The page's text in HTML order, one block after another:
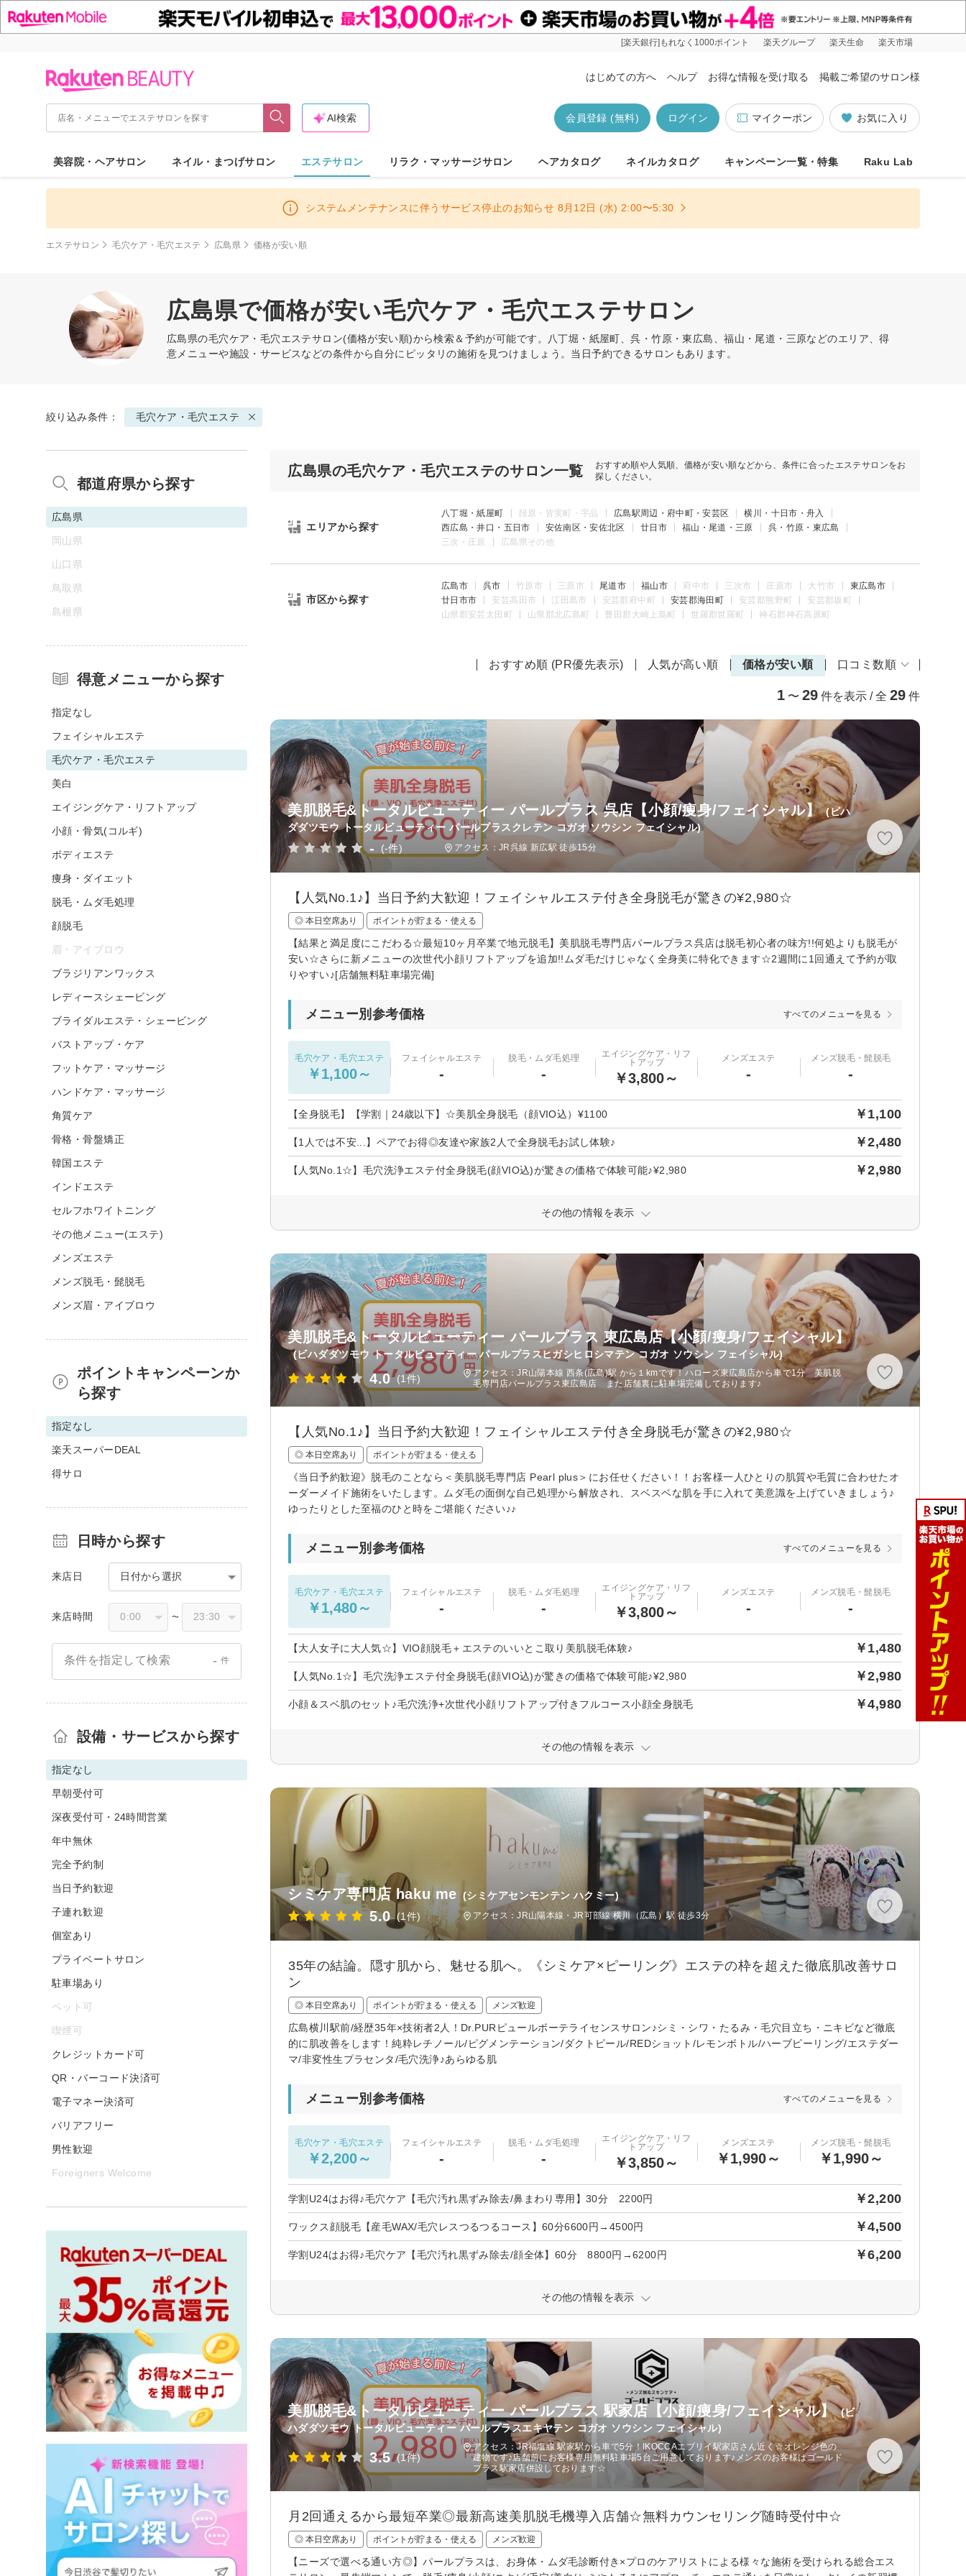
[楽天銀行]もれなく1000ポイント 楽天グループ 楽天生命 楽天市場
はじめての方へ ヘルプ お得な情報を受け取る 掲載ご希望のサロン様
お気に入り
マイクーポン
ログイン
会員登録 (無料)
AI検索
美容院・ヘアサロン ネイル・まつげサロン エステサロン リラク・マッサージサロン ヘアカタログ ネイルカタログ キャンペーン一覧・特集 Raku Lab
システムメンテナンスに伴うサービス停止のお知らせ 8月12日 (水) 2:00〜5:30
エステサロン 毛穴ケア・毛穴エステ 広島県 価格が安い順
広島県で価格が安い毛穴ケア・毛穴エステサロン
広島県の毛穴ケア・毛穴エステサロン(価格が安い順)から検索＆予約が可能です。八丁堀・紙屋町、呉・竹原・東広島、福山・尾道・三原などのエリア、得
意メニューや施設・サービスなどの条件から自分にピッタリの施術を見つけましょう。当日予約できるサロンもあります。
絞り込み条件： 毛穴ケア・毛穴エステ
広島県の毛穴ケア・毛穴エステのサロン一覧
おすすめ順や人気順、価格が安い順などから、条件に合ったエステサロンをお
探しください。
エリアから探す
八丁堀・紙屋町 段原・皆実町・宇品 広島駅周辺・府中町・安芸区
横川・十日市・舟入
西広島・井口・五日市
安佐南区・安佐北区 廿日市 福山・尾道・三原
呉・竹原・東広島
三次・庄原
広島県その他
市区から探す
広島市 呉市 竹原市 三原市 尾道市 福山市 府中市 三次市 庄原市 大竹市
東広島市
廿日市市
安芸高田市 江田島市 安芸郡府中町 安芸郡海田町 安芸郡熊野町
安芸郡坂町
山県郡安芸太田町
山県郡北広島町 豊田郡大崎上島町 世羅郡世羅町 神石郡神石高原町
おすすめ順 (PR優先表示) 人気が高い順 価格が安い順 口コミ数順
1 〜 29 件を表示 / 全 29 件
美肌脱毛&トータルビューティー パールプラス 呉店【小顔/痩身/フェイシャル】 (ビハ
ダダツモウ トータルビューティー パールプラスクレテン コガオ ソウシン フェイシャル)
- (-件) アクセス：JR呉線 新広駅 徒歩15分
【人気No.1♪】当日予約大歓迎！フェイシャルエステ付き全身脱毛が驚きの¥2,980☆
◎ 本日空席あり ポイントが貯まる・使える
【結果と満足度にこだわる☆最短10ヶ月卒業で地元脱毛】美肌脱毛専門店パールプラス呉店は脱毛初心者の味方!!何処よりも脱毛が
安い☆さらに新メニューの次世代小顔リフトアップを追加!!ムダ毛だけじゃなく全身美に特化できます☆2週間に1回通えて予約が取
りやすい♪[店舗無料駐車場完備]
メニュー別参考価格 すべてのメニューを見る
毛穴ケア・毛穴エステ
￥1,100～
フェイシャルエステ
-
脱毛・ムダ毛処理
-
エイジングケア・リフ
トアップ
￥3,800～
メンズエステ
-
メンズ脱毛・髭脱毛
-
【全身脱毛】【学割｜24歳以下】☆美肌全身脱毛（顔VIO込）¥1100 ￥1,100
【1人では不安...】ペアでお得◎友達や家族2人で全身脱毛お試し体験♪ ￥2,480
【人気No.1☆】毛穴洗浄エステ付全身脱毛(顔VIO込)が驚きの価格で体験可能♪¥2,980 ￥2,980
その他の情報を表示
美肌脱毛&トータルビューティー パールプラス 東広島店【小顔/痩身/フェイシャル】
(ビハダダツモウ トータルビューティー パールプラスヒガシヒロシマテン コガオ ソウシン フェイシャル)
4.0 (1件)
アクセス：JR山陽本線 西条(広島)駅 から１kmです！ハローズ東広島店から車で1分 美肌脱
毛専門店パールプラス東広島店 また店舗裏に駐車場完備しております♪
【人気No.1♪】当日予約大歓迎！フェイシャルエステ付き全身脱毛が驚きの¥2,980☆
◎ 本日空席あり ポイントが貯まる・使える
《当日予約歓迎》脱毛のことなら＜美肌脱毛専門店 Pearl plus＞にお任せください！！お客様一人ひとりの肌質や毛質に合わせたオ
ーダーメイド施術をいたします。ムダ毛の面倒な自己処理から解放され、スベスベな肌を手に入れて美意識を上げていきましょう♪
ゆったりとした至福のひと時をご堪能ください♪♪
メニュー別参考価格 すべてのメニューを見る
毛穴ケア・毛穴エステ
￥1,480～
フェイシャルエステ
-
脱毛・ムダ毛処理
-
エイジングケア・リフ
トアップ
￥3,800～
メンズエステ
-
メンズ脱毛・髭脱毛
-
【大人女子に大人気☆】VIO顔脱毛＋エステのいいとこ取り美肌脱毛体験♪ ￥1,480
【人気No.1☆】毛穴洗浄エステ付全身脱毛(顔VIO込)が驚きの価格で体験可能♪¥2,980 ￥2,980
小顔＆スベ肌のセット♪毛穴洗浄+次世代小顔リフトアップ付きフルコース小顔全身脱毛 ￥4,980
その他の情報を表示
シミケア専門店 haku me (シミケアセンモンテン ハクミー)
5.0 (1件) アクセス：JR山陽本線・JR可部線 横川（広島）駅 徒歩3分
35年の結論。隠す肌から、魅せる肌へ。《シミケア×ピーリング》エステの枠を超えた徹底肌改善サロ
ン
◎ 本日空席あり ポイントが貯まる・使える メンズ歓迎
広島横川駅前/経歴35年×技術者2人！Dr.PURピュールボーテライセンスサロン♪シミ・シワ・たるみ・毛穴目立ち・ニキビなど徹底
的に肌改善をします！純粋レチノール/ピグメンテーション/ダクトピール/REDショット/レモンボトル/ハーブピーリング/エステダー
マ/非変性生プラセンタ/毛穴洗浄♪あらゆる肌
メニュー別参考価格 すべてのメニューを見る
毛穴ケア・毛穴エステ
￥2,200～
フェイシャルエステ
-
脱毛・ムダ毛処理
-
エイジングケア・リフ
トアップ
￥3,850～
メンズエステ
￥1,990～
メンズ脱毛・髭脱毛
￥1,990～
学割U24はお得♪毛穴ケア【毛穴汚れ黒ずみ除去/鼻まわり専用】30分 2200円 ￥2,200
ワックス顔脱毛【産毛WAX/毛穴レスつるつるコース】60分6600円→4500円 ￥4,500
学割U24はお得♪毛穴ケア【毛穴汚れ黒ずみ除去/顔全体】60分 8800円→6200円 ￥6,200
その他の情報を表示
美肌脱毛&トータルビューティー パールプラス 駅家店【小顔/痩身/フェイシャル】 (ビ
ハダダツモウ トータルビューティー パールプラスエキヤテン コガオ ソウシン フェイシャル)
3.5 (1件)
アクセス：JR福塩線 駅家駅から車で5分！IKOCCAエブリイ駅家店さん近く☆オレンジ色の
建物です♪店舗前にお客様専用無料駐車場5台ご用意しております♪メンズのお客様はゴールド
プラス駅家店併設しております☆
月2回通えるから最短卒業◎最新高速美肌脱毛機導入店舗☆無料カウンセリング随時受付中☆
◎ 本日空席あり ポイントが貯まる・使える メンズ歓迎
【ニーズで選べる通い方◎】パールプラスは、お身体・ムダ毛診断付き×プロのケアリストによる様々な施術を受けられる総合エス
都道府県から探す
広島県
岡山県
山口県
鳥取県
島根県
得意メニューから探す
指定なし
フェイシャルエステ
毛穴ケア・毛穴エステ
美白
エイジングケア・リフトアップ
小顔・骨気(コルギ)
ボディエステ
痩身・ダイエット
脱毛・ムダ毛処理
顔脱毛
眉・アイブロウ
ブラジリアンワックス
レディースシェービング
ブライダルエステ・シェービング
バストアップ・ケア
フットケア・マッサージ
ハンドケア・マッサージ
角質ケア
骨格・骨盤矯正
韓国エステ
インドエステ
セルフホワイトニング
その他メニュー(エステ)
メンズエステ
メンズ脱毛・髭脱毛
メンズ眉・アイブロウ
ポイントキャンペーンか
ら探す
指定なし
楽天スーパーDEAL
得サロ
日時から探す
来店日 日付から選択
来店時間 〜
条件を指定して検索 - 件
設備・サービスから探す
指定なし
早朝受付可
深夜受付可・24時間営業
年中無休
完全予約制
当日予約歓迎
子連れ歓迎
個室あり
プライベートサロン
駐車場あり
ペット可
喫煙可
クレジットカード可
QR・バーコード決済可
電子マネー決済可
バリアフリー
男性歓迎
Foreigners Welcome